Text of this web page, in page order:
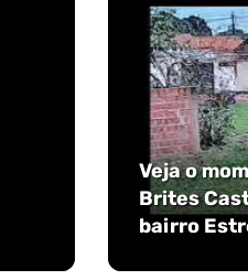
Veja o
Brites
bairro